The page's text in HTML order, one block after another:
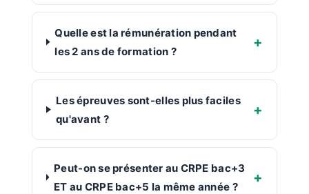
Quelle est la rémunération pendant
les 2 ans de formation ?
Les épreuves sont-elles plus faciles
qu'avant ?
Peut-on se présenter au CRPE bac+3
ET au CRPE bac+5 la même année ?